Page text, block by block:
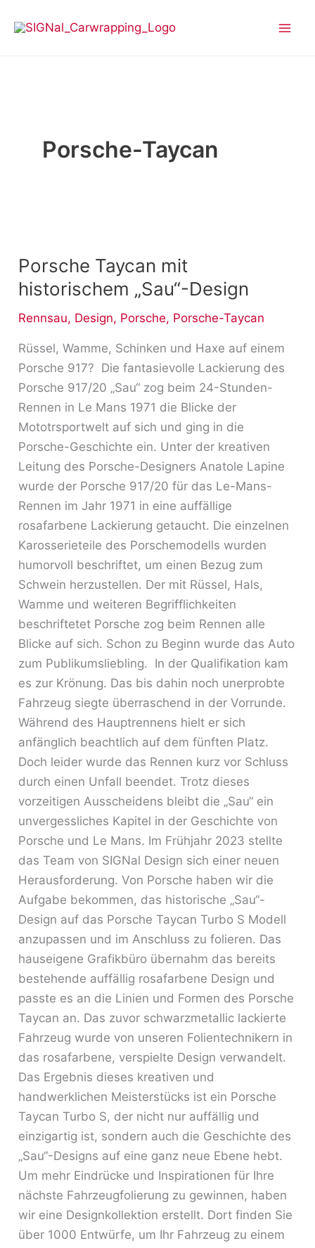
Inhalt
Porsche-Taycan
Porsche Taycan mit
historischem „Sau“-Design
Rennsau, Design, Porsche, Porsche-Taycan
Rüssel, Wamme, Schinken und Haxe auf einem
Porsche 917? Die fantasievolle Lackierung des
Porsche 917/20 „Sau“ zog beim 24-Stunden-
Rennen in Le Mans 1971 die Blicke der
Mototrsportwelt auf sich und ging in die
Porsche-Geschichte ein. Unter der kreativen
Leitung des Porsche-Designers Anatole Lapine
wurde der Porsche 917/20 für das Le-Mans-
Rennen im Jahr 1971 in eine auffällige
rosafarbene Lackierung getaucht. Die einzelnen
Karosserieteile des Porschemodells wurden
humorvoll beschriftet, um einen Bezug zum
Schwein herzustellen. Der mit Rüssel, Hals,
Wamme und weiteren Begrifflichkeiten
beschriftetet Porsche zog beim Rennen alle
Blicke auf sich. Schon zu Beginn wurde das Auto
zum Publikumsliebling. In der Qualifikation kam
es zur Krönung. Das bis dahin noch unerprobte
Fahrzeug siegte überraschend in der Vorrunde.
Während des Hauptrennens hielt er sich
anfänglich beachtlich auf dem fünften Platz.
Doch leider wurde das Rennen kurz vor Schluss
durch einen Unfall beendet. Trotz dieses
vorzeitigen Ausscheidens bleibt die „Sau“ ein
unvergessliches Kapitel in der Geschichte von
Porsche und Le Mans. Im Frühjahr 2023 stellte
das Team von SIGNal Design sich einer neuen
Herausforderung. Von Porsche haben wir die
Aufgabe bekommen, das historische „Sau“-
Design auf das Porsche Taycan Turbo S Modell
anzupassen und im Anschluss zu folieren. Das
hauseigene Grafikbüro übernahm das bereits
bestehende auffällig rosafarbene Design und
passte es an die Linien und Formen des Porsche
Taycan an. Das zuvor schwarzmetallic lackierte
Fahrzeug wurde von unseren Folientechnikern in
das rosafarbene, verspielte Design verwandelt.
Das Ergebnis dieses kreativen und
handwerklichen Meisterstücks ist ein Porsche
Taycan Turbo S, der nicht nur auffällig und
einzigartig ist, sondern auch die Geschichte des
„Sau“-Designs auf eine ganz neue Ebene hebt.
Um mehr Eindrücke und Inspirationen für Ihre
nächste Fahrzeugfolierung zu gewinnen, haben
wir eine Designkollektion erstellt. Dort finden Sie
über 1000 Entwürfe, um Ihr Fahrzeug zu einem
mit
historischem
Design